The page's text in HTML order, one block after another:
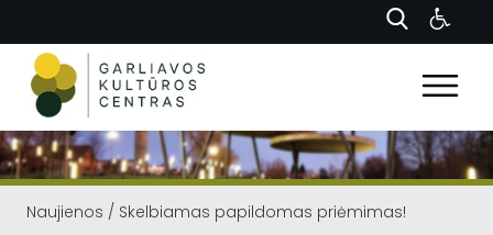
Naujienos / Skelbiamas papildomas priėmimas!